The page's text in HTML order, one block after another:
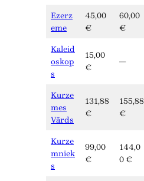
Ezerz
eme
45,00
€
60,00
€
Kaleid
oskop
s
15,00
€
—
Kurze
mes
Vārds
131,88
€
155,88
€
Kurze
mniek
s
99,00
€
144,0
0 €